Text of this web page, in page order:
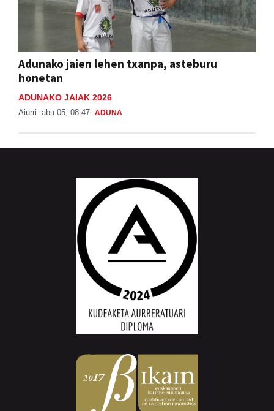
Adunako jaien lehen txanpa, asteburu
honetan
ADUNAKO JAIAK 2026
Aiurri abu 05, 08:47 ADUNA